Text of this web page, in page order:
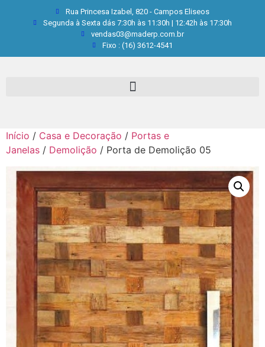
Rua Princesa Izabel, 820 - Campos Eliseos
Segunda à Sexta dás 7:30h às 11:30h | 12:42h às 17:30h
vendas03@maderp.com.br
Fixo : (16) 3612-4541
Início / Casa e Decoração / Portas e
Janelas / Demolição / Porta de Demolição 05